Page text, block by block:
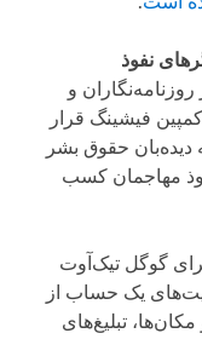
نفوذ
و
فیشینگ قرار
دیده‌بان حقوق بشر
مهاجمان کسب
گوگل تیک‌آوت
یک حساب از
تبلیغ‌های